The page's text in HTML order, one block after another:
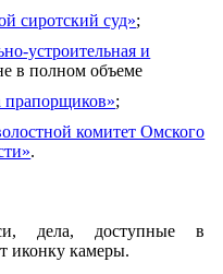
сиротский суд»;
устроительная и
в полном объеме
прапорщиков»;
комитет Омского
.
дела, доступные в
иконку камеры.